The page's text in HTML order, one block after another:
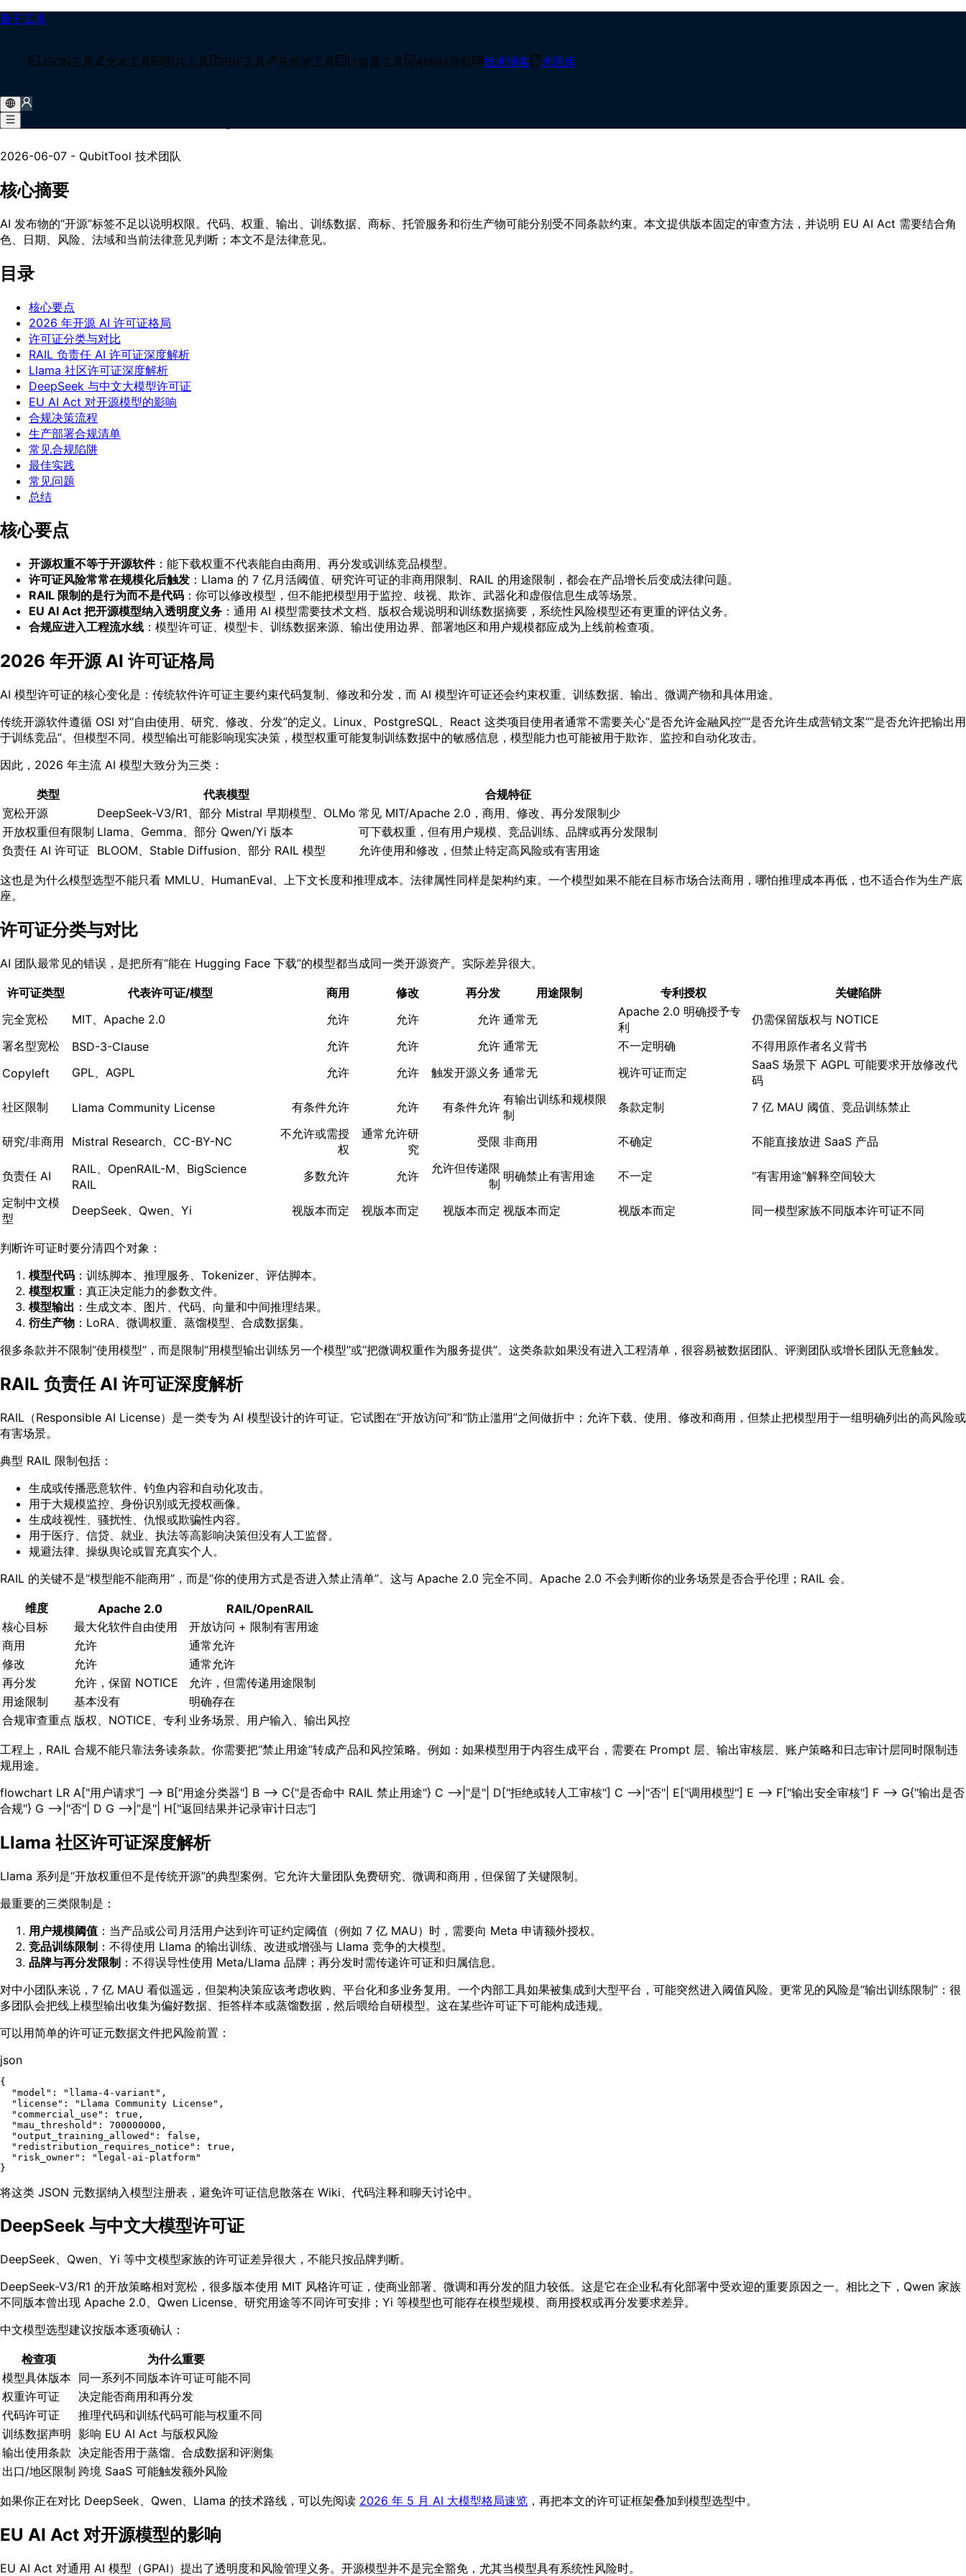
量子工具
JSON工具 文本工具 图片工具 PDF工具 开发者工具 计算器工具 AI网站导航 技术博客 术语库
/
开源AI许可证解析：Apache 2.0到RAIL指南【2026】
2026-06-07 - QubitTool 技术团队
核心摘要
AI 发布物的“开源”标签不足以说明权限。代码、权重、输出、训练数据、商标、托管服务和衍生产物可能分别受不同条款约束。本文提供版本固定的审查方法，并说明 EU AI Act 需要结合角
色、日期、风险、法域和当前法律意见判断；本文不是法律意见。
目录
核心要点
2026 年开源 AI 许可证格局
许可证分类与对比
RAIL 负责任 AI 许可证深度解析
Llama 社区许可证深度解析
DeepSeek 与中文大模型许可证
EU AI Act 对开源模型的影响
合规决策流程
生产部署合规清单
常见合规陷阱
最佳实践
常见问题
总结
核心要点
开源权重不等于开源软件：能下载权重不代表能自由商用、再分发或训练竞品模型。
许可证风险常常在规模化后触发 ：Llama 的 7 亿月活阈值、研究许可证的非商用限制、RAIL 的用途限制，都会在产品增长后变成法律问题。
RAIL 限制的是行为而不是代码 ：你可以修改模型，但不能把模型用于监控、歧视、欺诈、武器化和虚假信息生成等场景。
EU AI Act 把开源模型纳入透明度义务 ：通用 AI 模型需要技术文档、版权合规说明和训练数据摘要，系统性风险模型还有更重的评估义务。
合规应进入工程流水线 ：模型许可证、模型卡、训练数据来源、输出使用边界、部署地区和用户规模都应成为上线前检查项。
2026 年开源 AI 许可证格局
AI 模型许可证的核心变化是：传统软件许可证主要约束代码复制、修改和分发，而 AI 模型许可证还会约束权重、训练数据、输出、微调产物和具体用途。
传统开源软件遵循 OSI 对“自由使用、研究、修改、分发”的定义。Linux、PostgreSQL、React 这类项目使用者通常不需要关心“是否允许金融风控”“是否允许生成营销文案”“是否允许把输出用
于训练竞品”。但模型不同。模型输出可能影响现实决策，模型权重可能复制训练数据中的敏感信息，模型能力也可能被用于欺诈、监控和自动化攻击。
因此，2026 年主流 AI 模型大致分为三类：
类型 代表模型
合规特征
宽松开源
DeepSeek-V3/R1、部分 Mistral 早期模型、OLMo 常见 MIT/Apache 2.0，商用、修改、再分发限制少
开放权重但有限制 Llama、Gemma、部分 Qwen/Yi 版本
可下载权重，但有用户规模、竞品训练、品牌或再分发限制
负责任 AI 许可证
BLOOM、Stable Diffusion、部分 RAIL 模型 允许使用和修改，但禁止特定高风险或有害用途
这也是为什么模型选型不能只看 MMLU、HumanEval、上下文长度和推理成本。法律属性同样是架构约束。一个模型如果不能在目标市场合法商用，哪怕推理成本再低，也不适合作为生产底
座。
许可证分类与对比
AI 团队最常见的错误，是把所有“能在 Hugging Face 下载”的模型都当成同一类开源资产。实际差异很大。
许可证类型 代表许可证/模型 商用 修改 再分发 用途限制 专利授权
关键陷阱
完全宽松
MIT、Apache 2.0 允许 允许 允许 通常无
Apache 2.0 明确授予专
利
仍需保留版权与 NOTICE
署名型宽松
BSD-3-Clause 允许 允许 允许 通常无 不一定明确
不得用原作者名义背书
Copyleft
GPL、AGPL 允许 允许 触发开源义务 通常无 视许可证而定
SaaS 场景下 AGPL 可能要求开放修改代
码
社区限制
Llama Community License 有条件允许 允许 有条件允许
有输出训练和规模限
制
条款定制 7 亿 MAU 阈值、竞品训练禁止
研究/非商用 Mistral Research、CC-BY-NC
不允许或需授
权
通常允许研
究
受限 非商用 不确定 不能直接放进 SaaS 产品
负责任 AI
RAIL、OpenRAIL-M、BigScience
RAIL
多数允许 允许
允许但传递限
制
明确禁止有害用途 不一定
“有害用途”解释空间较大
定制中文模
型
DeepSeek、Qwen、Yi 视版本而定 视版本而定 视版本而定 视版本而定 视版本而定 同一模型家族不同版本许可证不同
判断许可证时要分清四个对象：
模型代码 ：训练脚本、推理服务、Tokenizer、评估脚本。
模型权重 ：真正决定能力的参数文件。
模型输出 ：生成文本、图片、代码、向量和中间推理结果。
衍生产物 ：LoRA、微调权重、蒸馏模型、合成数据集。
很多条款并不限制“使用模型”，而是限制“用模型输出训练另一个模型”或“把微调权重作为服务提供”。这类条款如果没有进入工程清单，很容易被数据团队、评测团队或增长团队无意触发。
RAIL 负责任 AI 许可证深度解析
RAIL（Responsible AI License）是一类专为 AI 模型设计的许可证。它试图在“开放访问”和“防止滥用”之间做折中：允许下载、使用、修改和商用，但禁止把模型用于一组明确列出的高风险或
有害场景。
典型 RAIL 限制包括：
生成或传播恶意软件、钓鱼内容和自动化攻击。
用于大规模监控、身份识别或无授权画像。
生成歧视性、骚扰性、仇恨或欺骗性内容。
用于医疗、信贷、就业、执法等高影响决策但没有人工监督。
规避法律、操纵舆论或冒充真实个人。
RAIL 的关键不是“模型能不能商用”，而是“你的使用方式是否进入禁止清单”。这与 Apache 2.0 完全不同。Apache 2.0 不会判断你的业务场景是否合乎伦理；RAIL 会。
维度 Apache 2.0
RAIL/OpenRAIL
核心目标
最大化软件自由使用
开放访问 + 限制有害用途
商用
允许
通常允许
修改
允许
通常允许
再分发
允许，保留 NOTICE
允许，但需传递用途限制
用途限制
基本没有
明确存在
合规审查重点 版权、NOTICE、专利 业务场景、用户输入、输出风控
工程上，RAIL 合规不能只靠法务读条款。你需要把“禁止用途”转成产品和风控策略。例如：如果模型用于内容生成平台，需要在 Prompt 层、输出审核层、账户策略和日志审计层同时限制违
规用途。
flowchart LR A["用户请求"] --> B["用途分类器"] B --> C{"是否命中 RAIL 禁止用途"} C -->|"是"| D["拒绝或转人工审核"] C -->|"否"| E["调用模型"] E --> F["输出安全审核"] F --> G{"输出是否
合规"} G -->|"否"| D G -->|"是"| H["返回结果并记录审计日志"]
Llama 社区许可证深度解析
Llama 系列是“开放权重但不是传统开源”的典型案例。它允许大量团队免费研究、微调和商用，但保留了关键限制。
最重要的三类限制是：
用户规模阈值 ：当产品或公司月活用户达到许可证约定阈值（例如 7 亿 MAU）时，需要向 Meta 申请额外授权。
竞品训练限制 ：不得使用 Llama 的输出训练、改进或增强与 Llama 竞争的大模型。
品牌与再分发限制 ：不得误导性使用 Meta/Llama 品牌；再分发时需传递许可证和归属信息。
对中小团队来说，7 亿 MAU 看似遥远，但架构决策应该考虑收购、平台化和多业务复用。一个内部工具如果被集成到大型平台，可能突然进入阈值风险。更常见的风险是“输出训练限制”：很
多团队会把线上模型输出收集为偏好数据、拒答样本或蒸馏数据，然后喂给自研模型。这在某些许可证下可能构成违规。
可以用简单的许可证元数据文件把风险前置：
json
{
"model" : "llama-4-variant" ,
"license" : "Llama Community License" ,
"commercial_use" : true ,
"mau_threshold" : 700000000 ,
"output_training_allowed" : false ,
"redistribution_requires_notice" : true ,
"risk_owner" :
"legal-ai-platform"
}
将这类 JSON 元数据纳入模型注册表，避免许可证信息散落在 Wiki、代码注释和聊天讨论中。
DeepSeek 与中文大模型许可证
DeepSeek、Qwen、Yi 等中文模型家族的许可证差异很大，不能只按品牌判断。
DeepSeek-V3/R1 的开放策略相对宽松，很多版本使用 MIT 风格许可证，使商业部署、微调和再分发的阻力较低。这是它在企业私有化部署中受欢迎的重要原因之一。相比之下，Qwen 家族
不同版本曾出现 Apache 2.0、Qwen License、研究用途等不同许可安排；Yi 等模型也可能存在模型规模、商用授权或再分发要求差异。
中文模型选型建议按版本逐项确认：
检查项
为什么重要
模型具体版本 同一系列不同版本许可证可能不同
权重许可证
决定能否商用和再分发
代码许可证
推理代码和训练代码可能与权重不同
训练数据声明 影响 EU AI Act 与版权风险
输出使用条款 决定能否用于蒸馏、合成数据和评测集
出口/地区限制 跨境 SaaS 可能触发额外风险
如果你正在对比 DeepSeek、Qwen、Llama 的技术路线，可以先阅读 2026 年 5 月 AI 大模型格局速览 ，再把本文的许可证框架叠加到模型选型中。
EU AI Act 对开源模型的影响
EU AI Act 对通用 AI 模型（GPAI）提出了透明度和风险管理义务。开源模型并不是完全豁免，尤其当模型具有系统性风险时。